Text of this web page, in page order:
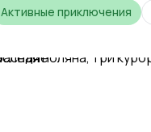
Активные приключения